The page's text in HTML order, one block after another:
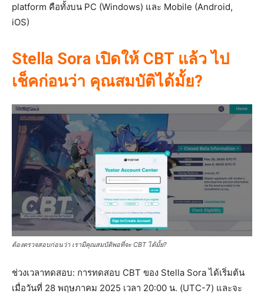
platform คือทั้งบน PC (Windows) และ Mobile (Android,
iOS)
Stella Sora เปิดให้ CBT แล้ว ไป
เช็คก่อนว่า คุณสมบัติได้มั้ย?
ต้องตรวจสอบก่อนว่า เรามีคุณสมบัติพอที่จะ CBT ได้มั้ย?
ช่วงเวลาทดสอบ: การทดสอบ CBT ของ Stella Sora ได้เริ่มต้น
เมื่อวันที่ 28 พฤษภาคม 2025 เวลา 20:00 น. (UTC-7) และจะ